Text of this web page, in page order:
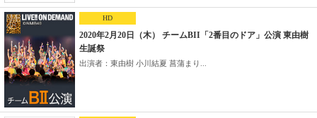
HD
2020年2月20日（木） チームBII「2番目のドア」公演 東由樹
生誕祭
出演者：東由樹 小川結夏 菖蒲まり...